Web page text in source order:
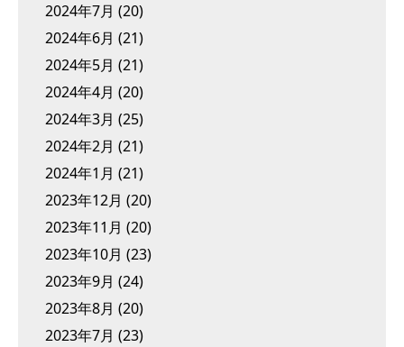
2024年7月 (20)
2024年6月 (21)
2024年5月 (21)
2024年4月 (20)
2024年3月 (25)
2024年2月 (21)
2024年1月 (21)
2023年12月 (20)
2023年11月 (20)
2023年10月 (23)
2023年9月 (24)
2023年8月 (20)
2023年7月 (23)